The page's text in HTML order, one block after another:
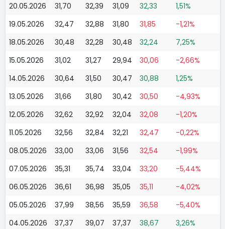
20.05.2026 31,70 32,39 31,09 32,33
1,51%
19.05.2026
32,47 32,88 31,80 31,85
-1,21%
18.05.2026
30,48 32,28 30,48 32,24
7,25%
15.05.2026
31,02 31,27 29,94 30,06
-2,66%
14.05.2026
30,64 31,50 30,47 30,88
1,25%
13.05.2026
31,66 31,80 30,42 30,50
-4,93%
12.05.2026
32,62 32,92 32,04 32,08
-1,20%
11.05.2026
32,56 32,84 32,21 32,47
-0,22%
08.05.2026
33,00 33,06 31,56 32,54
-1,99%
07.05.2026
35,31 35,74 33,04 33,20
-5,44%
06.05.2026
36,61 36,98 35,05 35,11
-4,02%
05.05.2026
37,99 38,56 35,59 36,58
-5,40%
04.05.2026
37,37 39,07 37,37 38,67
3,26%